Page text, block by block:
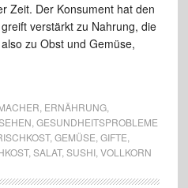
Zeit. Der Konsument hat den
verstärkt zu Nahrung, die
zu Obst und Gemüse,
ERNÄHRUNG,
GESUNDHEITSPROBLEME
, GEMÜSE GIFTE
, SALAT, SUSHI, VOLLKORN